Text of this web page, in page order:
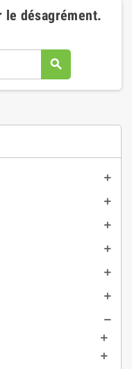
add
add
add
add
add
add
remove
add
add
le désagrément.
search